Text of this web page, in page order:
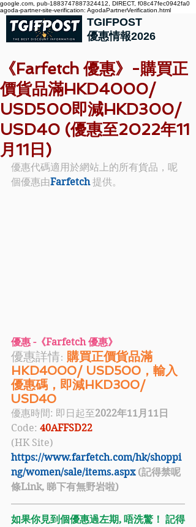
google.com, pub-1883747887324412, DIRECT, f08c47fec0942fa0
agoda-partner-site-verification: AgodaPartnerVerification.html
TGIFPOST
優惠情報2026
《Farfetch 優惠》-購買正
價貨品滿HKD4000/
USD500即減HKD300/
USD40 (優惠至2022年11
月11日)
優惠代碼適用於網站上的所有貨品，呢
個優惠由Farfetch 提供。
優惠 -《Farfetch 優惠》
優惠詳情: 購買正價貨品滿
HKD4000/ USD500，輸入
優惠碼，即減HKD300/
USD40
優惠時間: 即日起至2022年11月11日
Code: 40AFFSD22
(HK Site)
https://www.farfetch.com/hk/shoppi
ng/women/sale/items.aspx (記得禁呢
條Link, 睇下有無野岩啦)
如果你見到個優惠過左期, 唔洗驚！ 記得